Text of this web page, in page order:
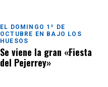
EL DOMINGO 1º DE
OCTUBRE EN BAJO LOS
HUESOS
Se viene la gran «Fiesta
del Pejerrey»